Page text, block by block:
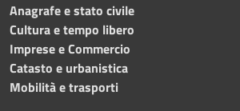
Anagrafe e stato civile
Cultura e tempo libero
Imprese e Commercio
Catasto e urbanistica
Mobilità e trasporti